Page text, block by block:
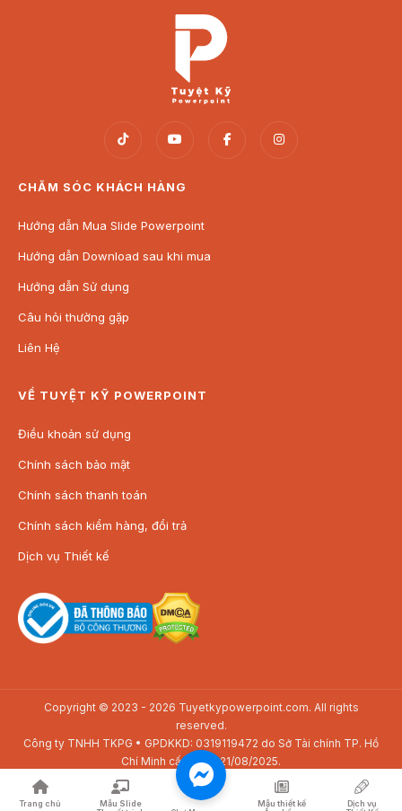
CHĂM SÓC KHÁCH HÀNG
Hướng dẫn Mua Slide Powerpoint
Hướng dẫn Download sau khi mua
Hướng dẫn Sử dụng
Câu hỏi thường gặp
Liên Hệ
VỀ TUYỆT KỸ POWERPOINT
Điều khoản sử dụng
Chính sách bảo mật
Chính sách thanh toán
Chính sách kiểm hàng, đổi trả
Dịch vụ Thiết kế
Copyright © 2023 - 2026 Tuyetkypowerpoint.com. All rights
reserved.
Công ty TNHH TKPG • GPDKKD: 0319119472 do Sở Tài chính TP. Hồ
Chí Minh cấp ngày 21/08/2025.
Địa chỉ: SAV3-01.01 Toà nhà The Sun Avenue, 28 Mai Chí Thọ, P. Bình
Trưng, TP. Hồ Chí Minh
Trang chủ
Mẫu Slide
Mẫu thiết kế
Dịch vụ